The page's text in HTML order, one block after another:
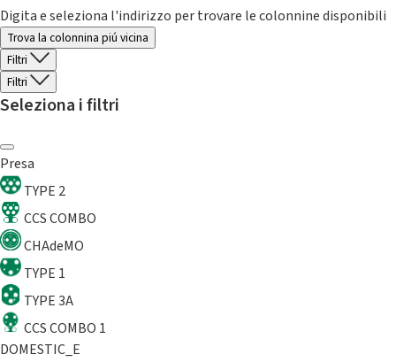
Digita e seleziona l'indirizzo per trovare le colonnine disponibili
Trova la colonnina piú vicina
Filtri
Filtri
Seleziona i filtri
Presa
TYPE 2
CCS COMBO
CHAdeMO
TYPE 1
TYPE 3A
CCS COMBO 1
DOMESTIC_E